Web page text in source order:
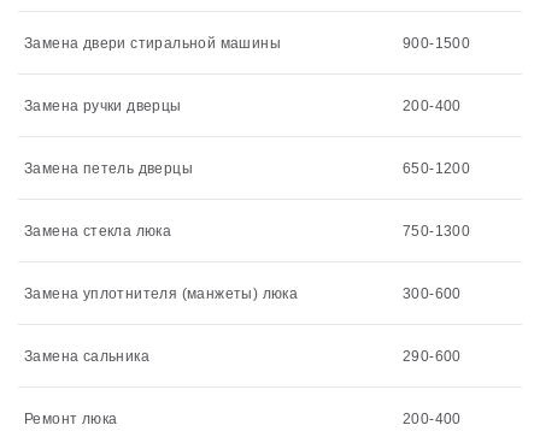
Замена двери стиральной машины 900-1500
Замена ручки дверцы 200-400
Замена петель дверцы 650-1200
Замена стекла люка 750-1300
Замена уплотнителя (манжеты) люка 300-600
Замена сальника 290-600
Ремонт люка 200-400